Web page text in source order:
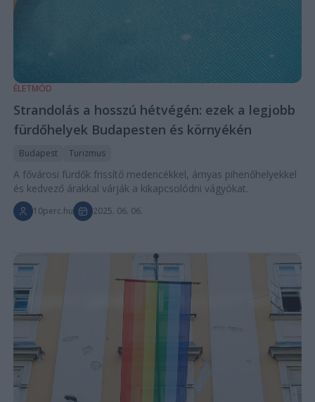
ÉLETMÓD
Strandolás a hosszú hétvégén: ezek a legjobb
fürdőhelyek Budapesten és környékén
Budapest Turizmus
A fővárosi fürdők frissítő medencékkel, árnyas pihenőhelyekkel
és kedvező árakkal várják a kikapcsolódni vágyókat.
10perc.hu 2025. 06. 06.